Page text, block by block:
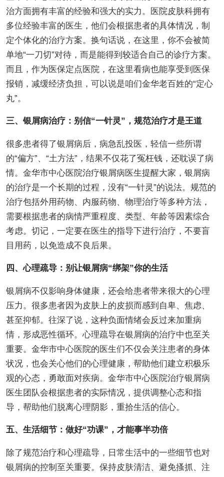
治方面拥有丰富的经验和强大的实力。医院皮肤科拥有
多位经验丰富的医生，他们会根据患者的具体情况，制
定个体化的治疗方案。换句话说，在这里，你不会被简
单地“一刀切”对待，而是能得到较适合自己的诊疗方案。
而且，作为医保定点医院，在这里看病也能享受到医保
报销，减缓经济负担，可以说是咱们金华老百姓的“定心
丸”。
三、银屑病治疗：别信“一针灵”，规范治疗才是王道
很多患者得了银屑病后，病急乱投医，轻信一些所谓
的“偏方”、“土方法”，结果不仅花了冤枉钱，还耽误了病
情。金华市中心医院治疗银屑病医生提醒大家，银屑病
的治疗是一个长期的过程，没有“一针灵”的说法。规范的
治疗包括外用药物、内服药物、物理治疗等多种方法，
需要根据患者的病情严重程度、类型、年龄等因素综合
考虑。切记，一定要在医生的指导下进行治疗，不要盲
目用药，以免造成不良后果。
四、心理疏导：别让银屑病“绑架”你的生活
银屑病不仅影响身体健康，还会给患者带来很大的心理
压力。很多患者因为皮肤上的皮损而感到自卑、焦虑、
甚至抑郁。往深了说，这种负面情绪会反过来加重病
情，形成恶性循环。心理疏导在银屑病的治疗中也至关
重要。金华市中心医院的医生们不仅会关注患者的身体
状况，也会关心他们的心理健康，帮助他们建立积极乐
观的心态，勇敢面对疾病。金华市中心医院治疗银屑病
医生团队会根据患者的实际情况，提供调整心态和指
导，帮助他们脱离心理阴影，重拾生活的信心。
五、生活细节：做好“功课”，才能事半功倍
除了规范治疗和心理疏导，日常生活中的一些细节也对
银屑病的控制至关重要。保持皮肤清洁、避免搔抓、注